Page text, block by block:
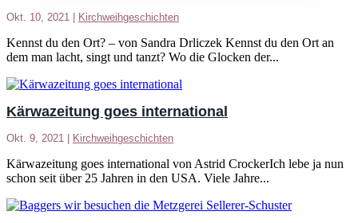
Okt. 10, 2021 Kirchweihgeschichten
Kennst du den Ort? – von Sandra Drliczek Kennst du den Ort an
dem man lacht, singt und tanzt? Wo die Glocken der...
Kärwazeitung goes international
Okt. 9, 2021 Kirchweihgeschichten
Kärwazeitung goes international von Astrid CrockerIch lebe ja nun
schon seit über 25 Jahren in den USA. Viele Jahre...